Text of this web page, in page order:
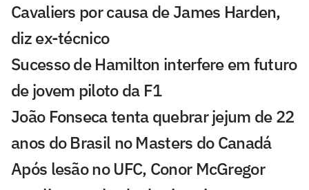
Cavaliers por causa de James Harden,
diz ex-técnico
Sucesso de Hamilton interfere em futuro
de jovem piloto da F1
João Fonseca tenta quebrar jejum de 22
anos do Brasil no Masters do Canadá
Após lesão no UFC, Conor McGregor